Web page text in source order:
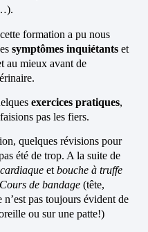
formation a pu nous
symptômes inquiétantset
au mieux avant de
exercices pratiques,
pas les fiers.
quelques révisions pour
été de trop. A la suite de
et bouche à truffe
Cours de bandage(tête,
n’est pas toujours évident de
ou sur une patte!)